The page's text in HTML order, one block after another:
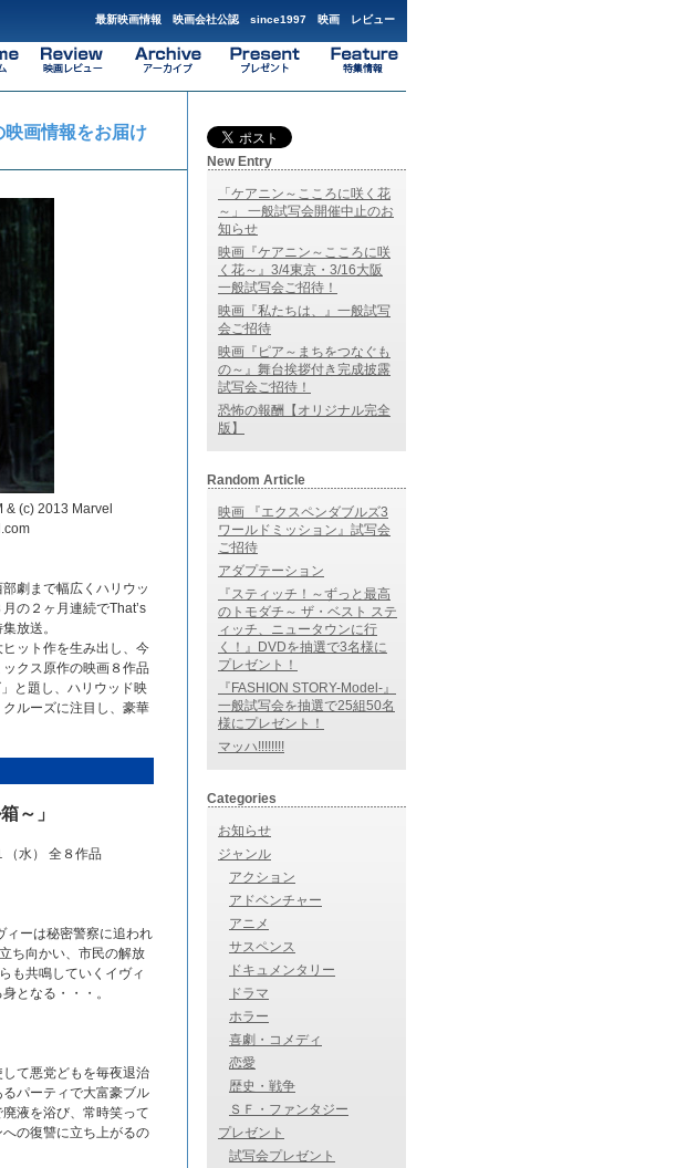
最新映画情報 映画会社公認 since1997 映画 レビュー
映画情報をお届け
(c) 2013 Marvel
劇まで幅広くハリウッ
の２ヶ月連続でThat’s
放送。
ット作を生み出し、今
クス原作の映画８作品
と題し、ハリウッド映
ルーズに注目し、豪華
～」
水） 全８作品
ィーは秘密警察に追われ
ち向かい、市民の解放
も共鳴していくイヴィ
となる・・・。
て悪党どもを毎夜退治
パーティで大富豪ブル
液を浴び、常時笑って
の復讐に立ち上がるの
New Entry
「ケアニン～こころに咲く花
～」 一般試写会開催中止のお
知らせ
映画『ケアニン～こころに咲
く花～』3/4東京・3/16大阪
一般試写会ご招待！
映画『私たちは、』一般試写
会ご招待
映画『ピア～まちをつなぐも
の～』舞台挨拶付き完成披露
試写会ご招待！
恐怖の報酬【オリジナル完全
版】
Random Article
映画 『エクスペンダブルズ3
ワールドミッション』試写会
ご招待
アダプテーション
『スティッチ！～ずっと最高
のトモダチ～ ザ・ベスト ステ
ィッチ、ニュータウンに行
く！』DVDを抽選で3名様に
プレゼント！
『FASHION STORY-Model-』
一般試写会を抽選で25組50名
様にプレゼント！
マッハ!!!!!!!!
Categories
お知らせ
ジャンル
アクション
アドベンチャー
アニメ
サスペンス
ドキュメンタリー
ドラマ
ホラー
喜劇・コメディ
恋愛
歴史・戦争
ＳＦ・ファンタジー
プレゼント
試写会プレゼント